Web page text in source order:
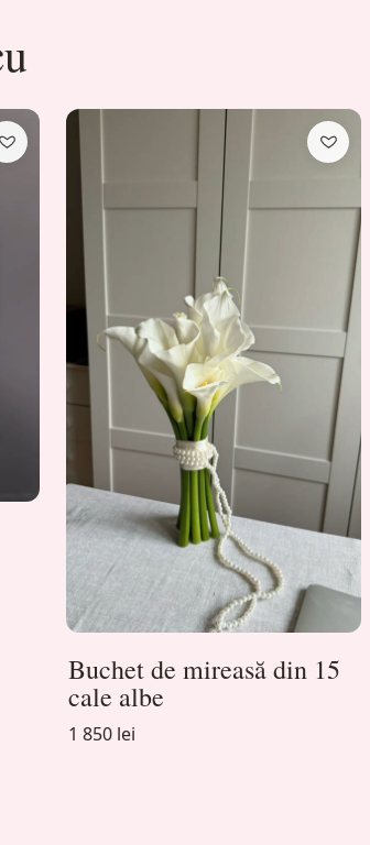
Buchet de mireasă din 15
cale albe
1 850 lei